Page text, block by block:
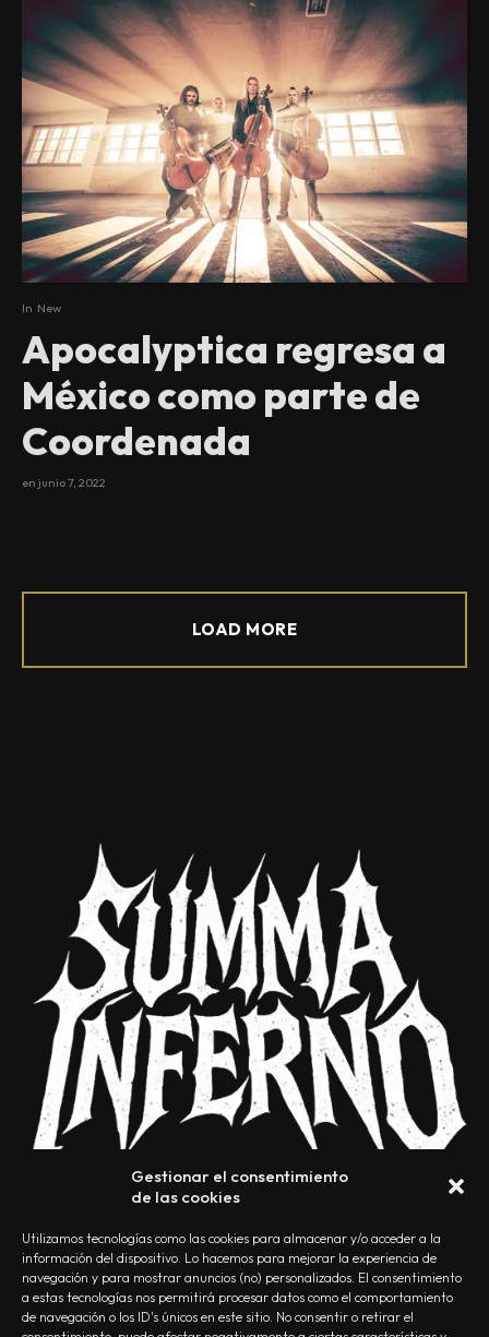
Gestionar el consentimiento
de las cookies
Utilizamos tecnologías como las cookies para almacenar y/o acceder a la
información del dispositivo. Lo hacemos para mejorar la experiencia de
navegación y para mostrar anuncios (no) personalizados. El consentimiento
a estas tecnologías nos permitirá procesar datos como el comportamiento
de navegación o los ID's únicos en este sitio. No consentir o retirar el
In New
Apocalyptica regresa a
México como parte de
Coordenada
en junio 7, 2022
LOAD MORE
NOSOTROS CONTACTO EDITORIAL POLÍTICA DE PRIVACIDAD